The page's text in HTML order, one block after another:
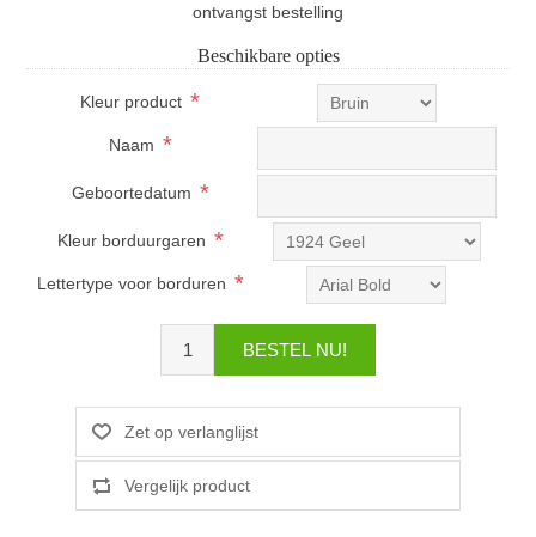
ontvangst bestelling
Beschikbare opties
Kleur product *
Naam *
Geboortedatum *
Kleur borduurgaren *
Lettertype voor borduren *